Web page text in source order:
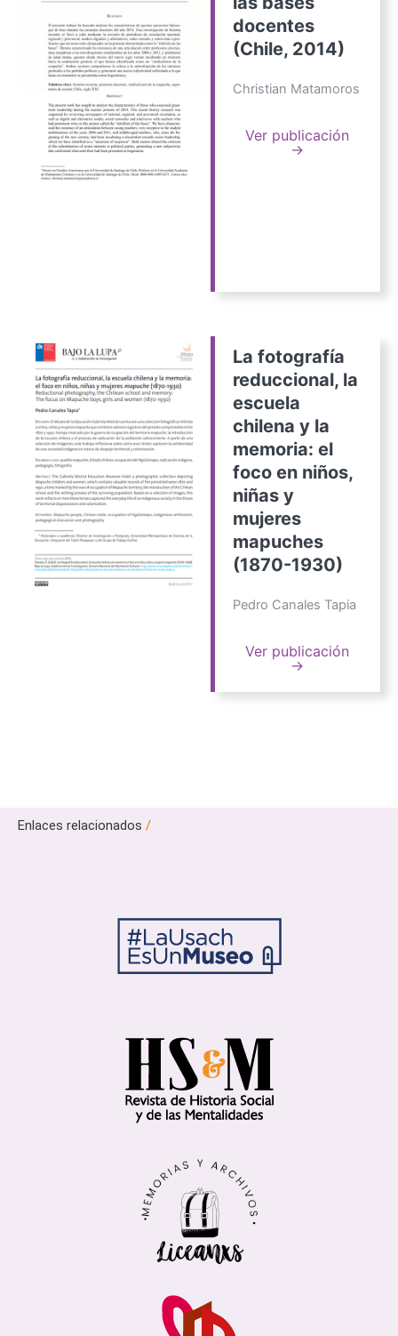
docentes
(Chile, 2014)
Christian Matamoros
Ver publicación
→
La fotografía
reduccional, la
escuela
chilena y la
memoria: el
foco en niños,
niñas y
mujeres
mapuches
(1870-1930)
Pedro Canales Tapia
Ver publicación
→
Enlaces relacionados /